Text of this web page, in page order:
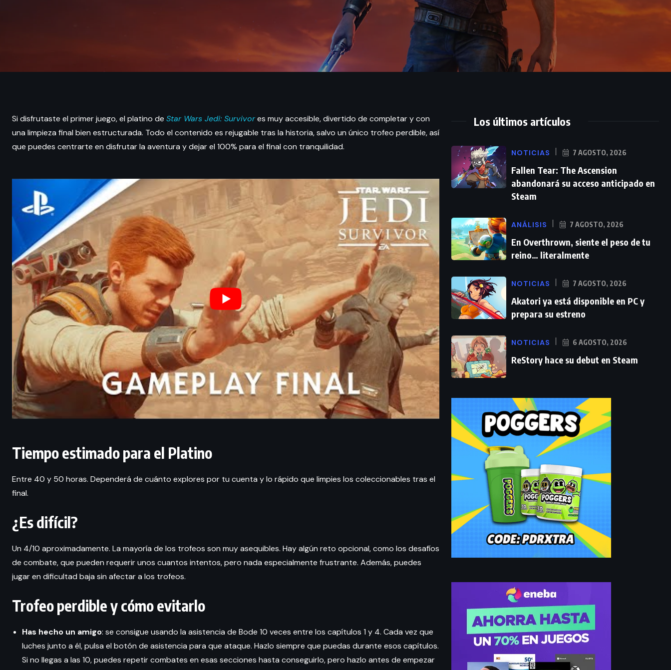
Si disfrutaste el primer juego, el platino de Star Wars Jedi: Survivores muy accesible, divertido de completar y con
una limpieza final bien estructurada. Todo el contenido es rejugable tras la historia, salvo un único trofeo perdible, así
que puedes centrarte en disfrutar la aventura y dejar el 100% para el final con tranquilidad.
Tiempo estimado para el Platino
Entre 40 y 50 horas. Dependerá de cuánto explores por tu cuenta y lo rápido que limpies los coleccionables tras el
final.
¿Es difícil?
Un 4/10 aproximadamente. La mayoría de los trofeos son muy asequibles. Hay algún reto opcional, como los desafíos
de combate, que pueden requerir unos cuantos intentos, pero nada especialmente frustrante. Además, puedes
jugar en dificultad baja sin afectar a los trofeos.
Trofeo perdible y cómo evitarlo
Has hecho un amigo: se consigue usando la asistencia de Bode 10 veces entre los capítulos 1 y 4. Cada vez que
luches junto a él, pulsa el botón de asistencia para que ataque. Hazlo siempre que puedas durante esos capítulos.
Si no llegas a las 10, puedes repetir combates en esas secciones hasta conseguirlo, pero hazlo antes de empezar
Los últimos artículos
NOTICIAS 7 AGOSTO, 2026
Fallen Tear: The Ascension
abandonará su acceso anticipado en
Steam
ANÁLISIS 7 AGOSTO, 2026
En Overthrown, siente el peso de tu
reino… literalmente
NOTICIAS 7 AGOSTO, 2026
Akatori ya está disponible en PC y
prepara su estreno
NOTICIAS 6 AGOSTO, 2026
ReStory hace su debut en Steam